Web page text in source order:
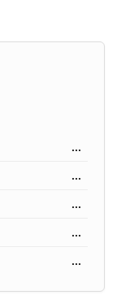
...
...
...
...
...